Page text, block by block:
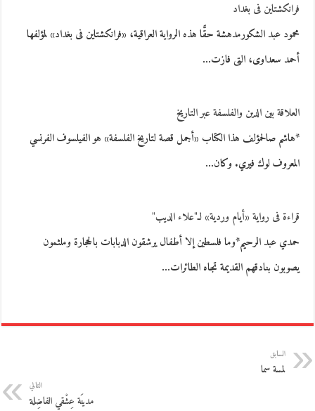
فرانكشتاين فى بغداد
محمود عبد الشكورمدهشة حقًّا هذه الرواية العراقية، «فرانكشتاين فى بغداد» لمؤلفها
أحمد سعداوى، التى فازت…
العلاقة بين الدين والفلسفة عبر التاريخ
*هاشم صالحمؤلف هذا الكتاب «أجمل قصة لتاريخ الفلسفة» هو الفيلسوف الفرنسي
المعروف لوك فيري. وكان…
قراءة فى رواية «أيام وردية» لـ"علاء الديب"
حمدي عبد الرحيم*وما فلسطين إلا أطفال يرشقون الدبابات بالحجارة وملثمون
يصوبون بنادقهم القديمة تجاه الطائرات…
السابق
لمسة سما
التالي
مدينَة عِشْقي الفاضِلة